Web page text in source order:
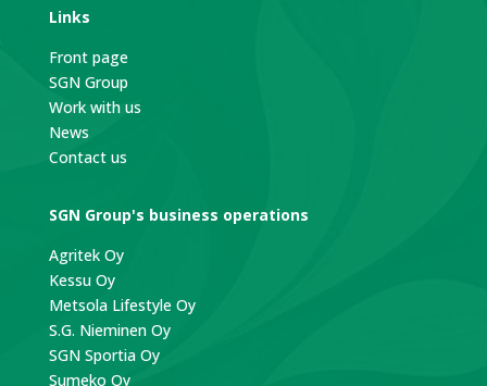
Links
Front page
SGN Group
Work with us
News
Contact us
SGN Group's business operations
Agritek Oy
Kessu Oy
Metsola Lifestyle Oy
S.G. Nieminen Oy
SGN Sportia Oy
Sumeko Oy